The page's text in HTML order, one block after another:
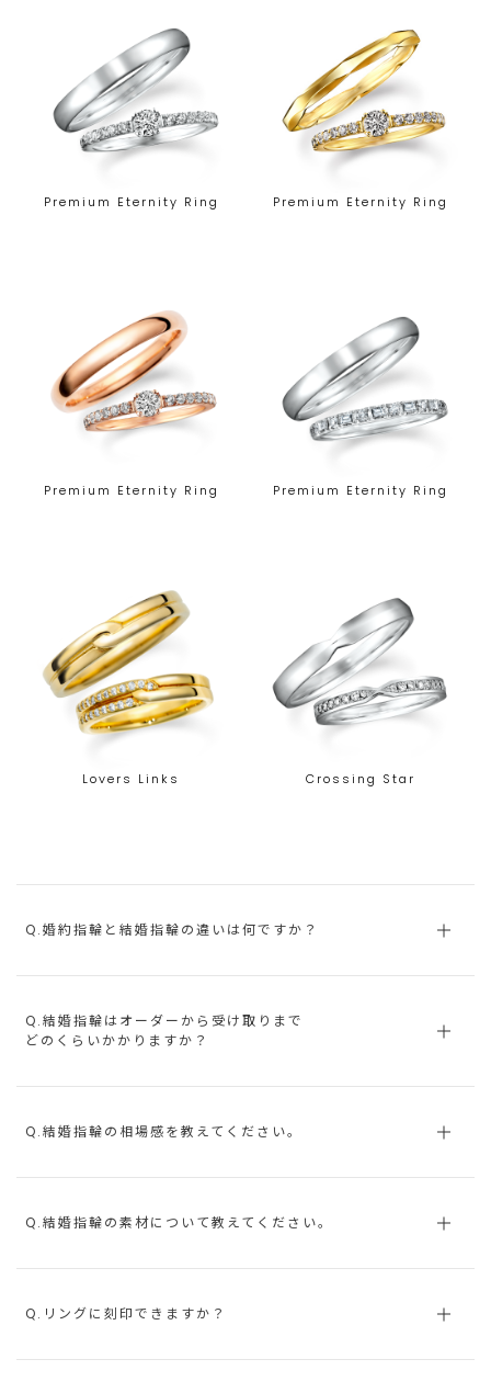
Premium Eternity Ring Premium Eternity Ring
Premium Eternity Ring Premium Eternity Ring
Lovers Links Crossing Star
Q.婚約指輪と結婚指輪の違いは何ですか？
Q.結婚指輪はオーダーから受け取りまで
どのくらいかかりますか？
Q.結婚指輪の相場感を教えてください。
Q.結婚指輪の素材について教えてください。
Q.リングに刻印できますか？